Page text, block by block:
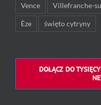
Vence Villefranche-
Èze święto cytryny
DOŁĄCZ DO